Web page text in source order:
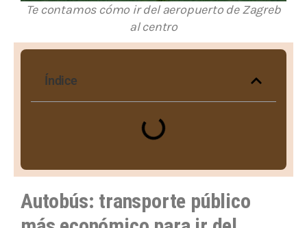
Te contamos cómo ir del aeropuerto de Zagreb
al centro
Índice
Autobús: transporte público